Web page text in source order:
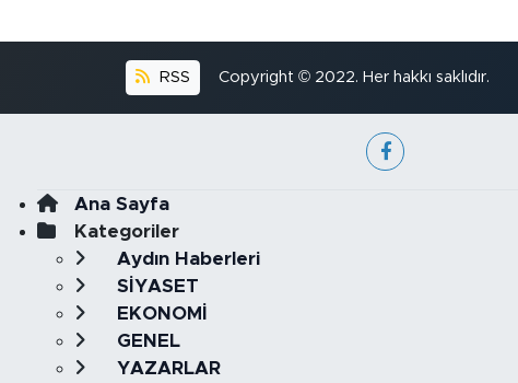
RSS Copyright © 2022. Her hakkı saklıdır.
Ana Sayfa
Kategoriler
Aydın Haberleri
SİYASET
EKONOMİ
GENEL
YAZARLAR